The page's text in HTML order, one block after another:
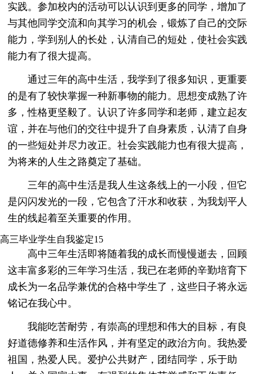
实践。参加校内的活动可以认识到更多的同学，增加了
与其他同学交流和向其学习的机会，锻炼了自己的交际
能力，学到别人的长处，认清自己的短处，使社会实践
能力有了很大提高。
通过三年的高中生活，我学到了很多知识，更重要
的是有了较快掌握一种新事物的能力。思想变成熟了许
多，性格更坚毅了。认识了许多同学和老师，建立起友
谊，并在与他们的交往中提升了自身素质，认清了自身
的一些短处并尽力改正。社会实践能力也有很大提高，
为将来的人生之路奠定了基础。
三年的高中生活是我人生这条线上的一小段，但它
是闪闪发光的一段，它包含了汗水和收获，为我划平人
生的线起着至关重要的作用。
高三毕业学生自我鉴定15
高中三年生活即将随着我的成长而慢慢逝去，回顾
这丰富多彩的三年学习生活，我已在老师的辛勤培育下
成长为一名品学兼优的合格中学生了，这些日子将永远
铭记在我心中。
我能吃苦耐劳，有崇高的理想和伟大的目标，有良
好道德修养和生活作风，并有坚定的政治方向。我热爱
祖国，热爱人民。爱护公共财产，团结同学，乐于助